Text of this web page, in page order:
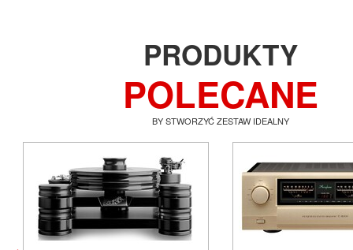
PRODUKTY
POLECANE
BY STWORZYĆ ZESTAW IDEALNY